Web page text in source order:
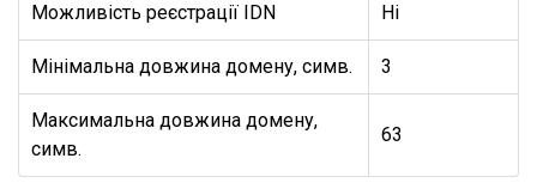
Можливість реєстрації IDN Ні
Мінімальна довжина домену, симв. 3
Максимальна довжина домену,
симв.
63